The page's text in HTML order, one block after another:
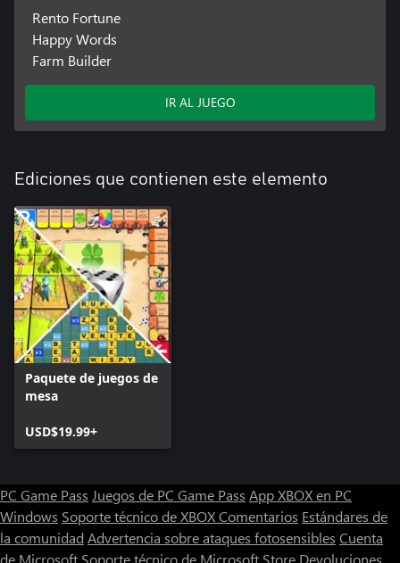
Rento Fortune
Happy Words
Farm Builder
IR AL JUEGO
Ediciones que contienen este elemento
Paquete de juegos de
mesa
USD$19.99+
PC Game Pass Juegos de PC Game Pass App XBOX en PC
Windows Soporte técnico de XBOXComentarios Estándares de
la comunidad Advertencia sobre ataques fotosensibles Cuenta